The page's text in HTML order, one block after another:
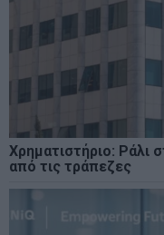
Χρηματιστήριο: Ράλι
από τις τράπεζες